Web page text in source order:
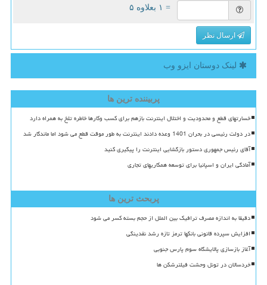
= ۱ بعلاوه ۵
ارسال نظر
لینک دوستان ایزو وب
پربیننده ترین ها
خسارتهای قطع و محدودیت و اختلال اینترنت بازهم برای کسب وکارها خاطره تلخ به همراه دارد
در دولت رئیسی در بحران 1401 وعده دادند اینترنت به طور موقت قطع می شود اما ماندگار شد
آقای رئیس جمهوری دستور بازگشایی اینترنت را پیگیری کنید
آمادگی ایران و اسپانیا برای توسعه همکاریهای تجاری
پربحث ترین ها
دقیقا به اندازه مصرف ترافیک بین الملل از حجم بسته کسر می شود
افزایش سپرده قانونی بانکها ترمز تازه رشد نقدینگی
آغاز بازسازی پالایشگاه سوم پارس جنوبی
خردسالان در تونل وحشت فیلترشکن ها